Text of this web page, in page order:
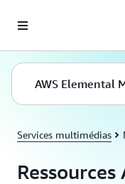
AWS Elemental
Services multimédias